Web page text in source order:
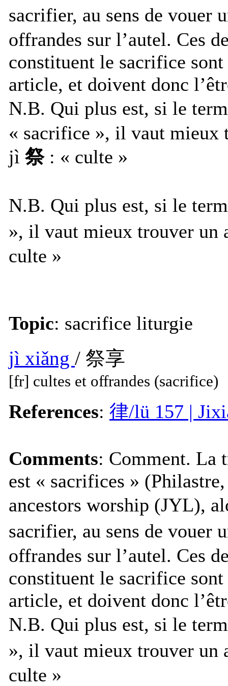
sacrifier, au sens de vouer
offrandes sur l’autel. Ces
constituent le sacrifice
article, et doivent donc
N.B. Qui plus est, si le
« sacrifice », il vaut mieux
jì 祭 : « culte »
N.B. Qui plus est, si le
», il vaut mieux trouver un
culte »
Topic: sacrifice liturgie
jì xiǎng / 祭享
[fr] cultes et offrandes (sacrifice)
References: 律/lü 157 |
Comments: Comment. La
est « sacrifices »
ancestors worship (JYL),
sacrifier, au sens de vouer
offrandes sur l’autel. Ces
constituent le sacrifice
article, et doivent donc
N.B. Qui plus est, si le
», il vaut mieux trouver un
culte »